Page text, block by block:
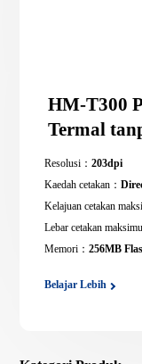
HM-T300
Termal
Resolusi：203dpi
Kaedah cetakan：
Kelajuan cetakan
Lebar cetakan
Memori：256MB
Belajar Lebih